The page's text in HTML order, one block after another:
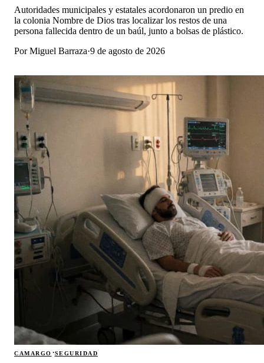
Autoridades municipales y estatales acordonaron un predio en
la colonia Nombre de Dios tras localizar los restos de una
persona fallecida dentro de un baúl, junto a bolsas de plástico.
PorMiguel Barraza·9 de agosto de 2026
CAMARGO ·SEGURIDAD